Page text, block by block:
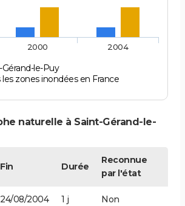
le-Puy
zones inondées en France
2000 2004
naturelle à Saint-Gérand-le-
Fin Durée
Reconnue
par l'état
24/08/2004 1 j Non